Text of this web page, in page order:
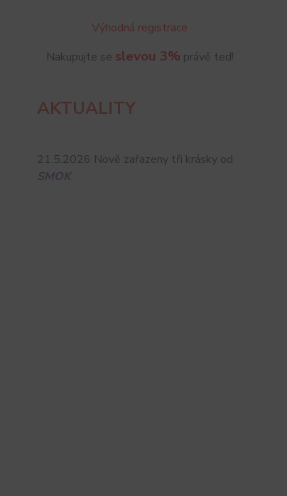
Výhodná registrace
Nakupujte se slevou 3% právě teď!
AKTUALITY
21.5.2026 Nově zařazeny tři krásky od
SMOK